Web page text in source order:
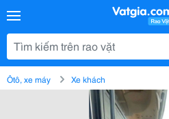
Ôtô, xe máy Xe khách